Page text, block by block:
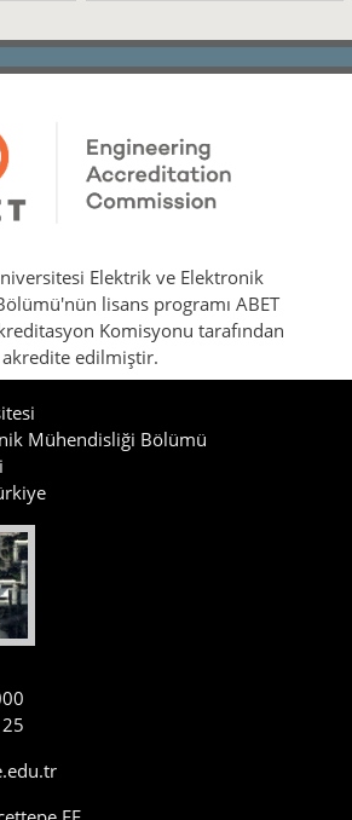
Elektrik ve Elektronik
lisans programı ABET
Komisyonu tarafından
akredite edilmiştir.
Mühendisliği Bölümü